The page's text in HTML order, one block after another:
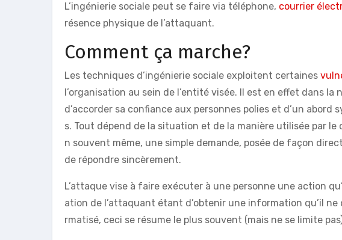
L’ingénierie sociale peut se faire via téléphone, courrier
résence physique de l’attaquant.
Comment ça marche?
Les techniques d’ingénierie sociale exploitent certaines
l’organisation au sein de l’entité visée. Il est en effet dans
d’accorder sa confiance aux personnes polies et d’un abord
s. Tout dépend de la situation et de la manière utilisée par
n souvent même, une simple demande, posée de façon
de répondre sincèrement.
L’attaque vise à faire exécuter à une personne une action
ation de l’attaquant étant d’obtenir une information qu’il
rmatisé, ceci se résume le plus souvent (mais ne se limite